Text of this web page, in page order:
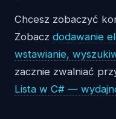
Chcesz zobaczyć
Zobacz dodawanie
wstawianie,
zacznie zwalniać
Lista w C# —